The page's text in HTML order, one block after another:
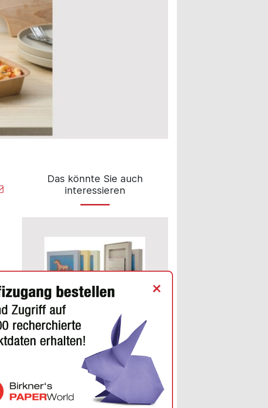
+
Das könnte Sie auch
interessieren
ALLGEMEINE NEWS
Exklusive Tee-Verpackung aus
Shanghai vereint edles Design
und hochwertige
Recyclingpapiere von Koehler